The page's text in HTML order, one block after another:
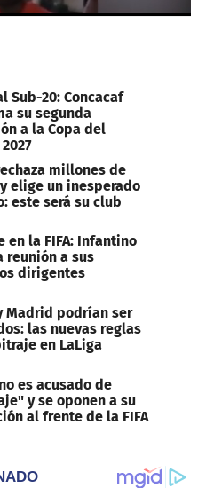
Sub-20: Concacaf
su segunda
a la Copa del
millones de
elige un inesperado
este será su club
en la FIFA: Infantino
reunión a sus
dirigentes
Madrid podrían ser
las nuevas reglas
en LaLiga
es acusado de
y se oponen a su
al frente de la FIFA